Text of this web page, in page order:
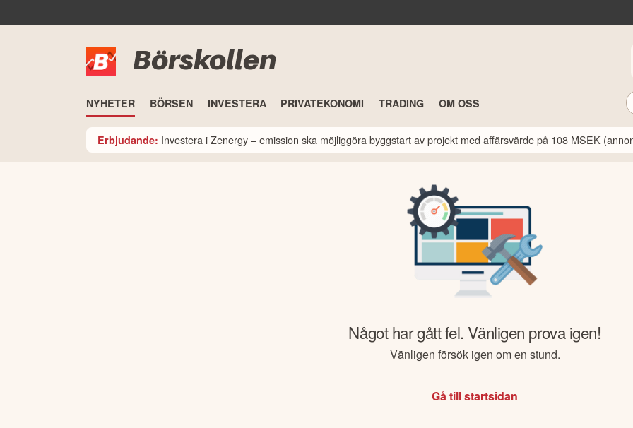
Börskollen
NYHETER BÖRSEN INVESTERA PRIVATEKONOMI TRADING OM OSS
Erbjudande: Investera i Zenergy – emission ska möjliggöra byggstart av projekt med affärsvärde på 108 MSEK
Något har gått fel. Vänligen prova igen!
Vänligen försök igen om en stund.
Gå till startsidan